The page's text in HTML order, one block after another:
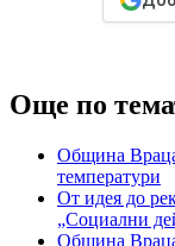
Още по
Община Враца
температури
От идея до
„Социални
Община Враца